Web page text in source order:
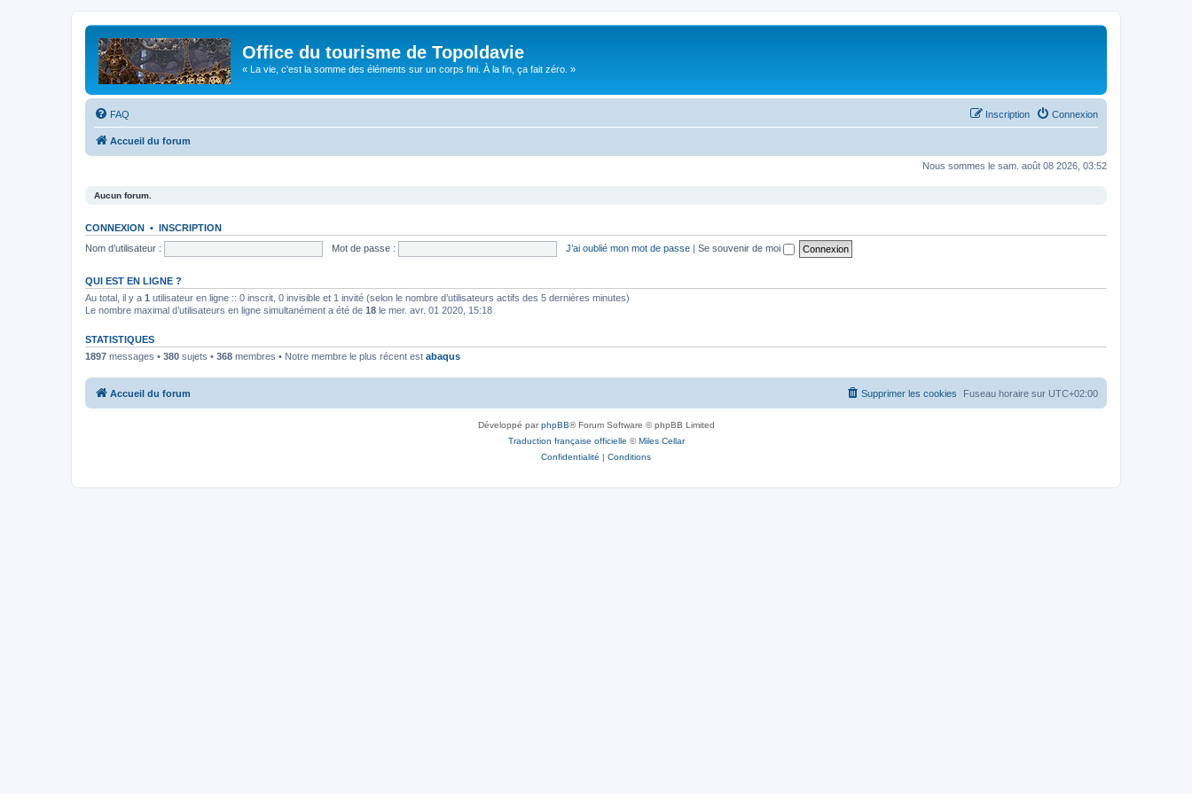
Office du tourisme de Topoldavie
« La vie, c'est la somme des éléments sur un corps fini. À la fin, ça fait zéro. »
FAQ Connexion
Inscription
Accueil du forum
Nous sommes le sam. août 08 2026, 03:52
Aucun forum.
CONNEXION • INSCRIPTION
Nom d’utilisateur :
Mot de passe : J’ai oublié mon mot de passe | Se souvenir de moi
QUI EST EN LIGNE ?
Au total, il y a 1 utilisateur en ligne :: 0 inscrit, 0 invisible et 1 invité (selon le nombre d’utilisateurs actifs des 5 dernières minutes)
Le nombre maximal d’utilisateurs en ligne simultanément a été de 18 le mer. avr. 01 2020, 15:18
STATISTIQUES
1897 messages • 380 sujets • 368 membres • Notre membre le plus récent est abaqus
Accueil du forum Fuseau horaire sur UTC+02:00
Supprimer les cookies
Développé parphpBB® Forum Software © phpBB Limited
Traduction française officielle ©Miles Cellar
Confidentialité | Conditions